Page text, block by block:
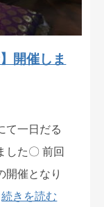
開催しま
て一日だる
した〇 前回
開催となり
続きを読む